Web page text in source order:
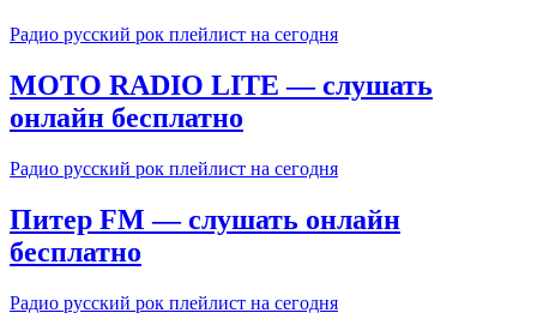
Радио русский рок плейлист на сегодня
MOTO RADIO LITE — слушать
онлайн бесплатно
Радио русский рок плейлист на сегодня
Питер FM — слушать онлайн
бесплатно
Радио русский рок плейлист на сегодня